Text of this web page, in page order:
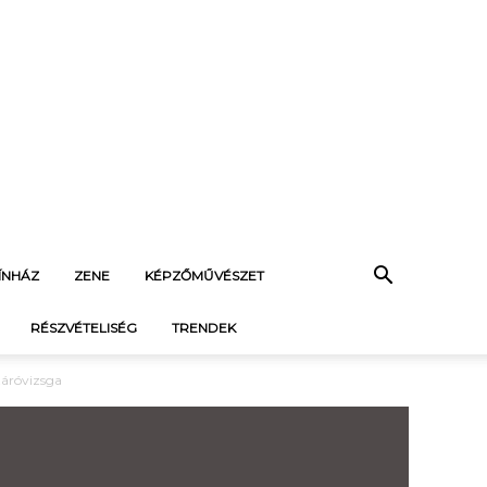
ZENE KÉPZŐMŰVÉSZET
RÉSZVÉTELISÉG TRENDEK